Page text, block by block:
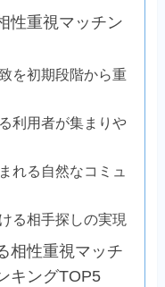
性重視マッチン
を初期段階から重
利用者が集まりや
れる自然なコミュ
る相手探しの実現
相性重視マッチ
キングTOP5